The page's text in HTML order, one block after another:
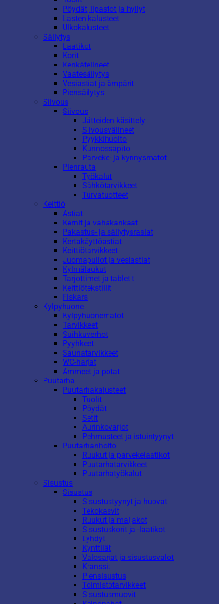
Pöydät, lipastot ja hyllyt
Lasten kalusteet
Ulkokalusteet
Säilytys
Laatikot
Korit
Kenkätelineet
Vaatesäilytys
Vesiastiat ja ämpärit
Piensäilytys
Siivous
Siivous
Jätteiden käsittely
Siivousvälineet
Pyykkihuolto
Kunnossapito
Parveke- ja kynnysmatot
Pienrauta
Työkalut
Sähkötarvikkeet
Turvatuotteet
Keittiö
Astiat
Kernit ja vahakankaat
Pakastus- ja säilytysrasiat
Kertakäyttöastiat
Keittiötarvikkeet
Juomapullot ja vesiastiat
Kylmälaukut
Tarjottimet ja tabletit
Keittiötekstiilit
Fiskars
Kylpyhuone
Kylpyhuonematot
Tarvikkeet
Suihkuverhot
Pyyhkeet
Saunatarvikkeet
WC-harjat
Ammeet ja potat
Puutarha
Puutarhakalusteet
Tuolit
Pöydät
Setit
Aurinkovarjot
Pehmusteet ja istuintyynyt
Puutarhanhoito
Ruukut ja parvekelaatikot
Puutarhatarvikkeet
Puutarhatyökalut
Sisustus
Sisustus
Sisustustyynyt ja huovat
Tekokasvit
Ruukut ja maljakot
Sisustuskorit ja -laatikot
Lyhdyt
Kynttilät
Valosarjat ja sisustusvalot
Kranssit
Piensisustus
Toimistotarvikkeet
Sisustusmuovit